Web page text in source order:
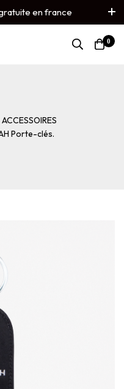
en france
0
ACCESSOIRES
Porte-clés.